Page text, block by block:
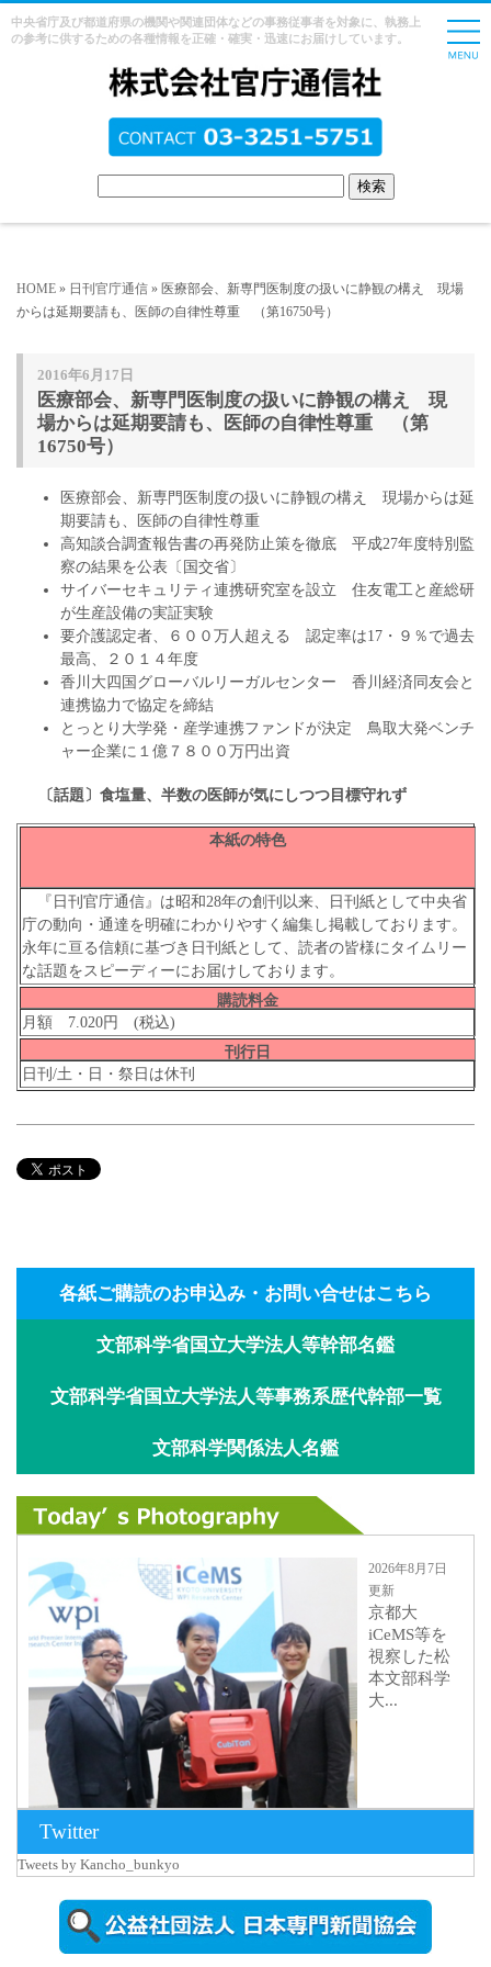
中央省庁及び都道府県の機関や関連団体などの事務従事者を対象に、執務上
の参考に供するための各種情報を正確・確実・迅速にお届けしています。
HOME » 日刊官庁通信 » 医療部会、新専門医制度の扱いに静観の構え 現場
からは延期要請も、医師の自律性尊重 （第16750号）
2016年6月17日
医療部会、新専門医制度の扱いに静観の構え 現
場からは延期要請も、医師の自律性尊重 （第
16750号）
医療部会、新専門医制度の扱いに静観の構え 現場からは延
期要請も、医師の自律性尊重
高知談合調査報告書の再発防止策を徹底 平成27年度特別監
察の結果を公表〔国交省〕
サイバーセキュリティ連携研究室を設立 住友電工と産総研
が生産設備の実証実験
要介護認定者、６００万人超える 認定率は17・９％で過去
最高、２０１４年度
香川大四国グローバルリーガルセンター 香川経済同友会と
連携協力で協定を締結
とっとり大学発・産学連携ファンドが決定 鳥取大発ベンチ
ャー企業に１億７８００万円出資
〔話題〕食塩量、半数の医師が気にしつつ目標守れず
本紙の特色
『日刊官庁通信』は昭和28年の創刊以来、日刊紙として中央省
庁の動向・通達を明確にわかりやすく編集し掲載しております。
永年に亘る信頼に基づき日刊紙として、読者の皆様にタイムリー
な話題をスピーディーにお届けしております。
購読料金
月額 7.020円 (税込)
刊行日
日刊/土・日・祭日は休刊
各紙ご購読のお申込み・お問い合せはこちら
文部科学省国立大学法人等幹部名鑑
文部科学省国立大学法人等事務系歴代幹部一覧
文部科学関係法人名鑑
2026年8月7日
更新
京都大
iCeMS等を
視察した松
本文部科学
大...
2026年8月5日
更新
農工大で大
Twitter
Tweets by Kancho_bunkyo